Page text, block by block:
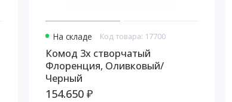
На складе Код товара: 17700
Комод 3х створчатый
Флоренция, Оливковый/
Черный
154.650 ₽